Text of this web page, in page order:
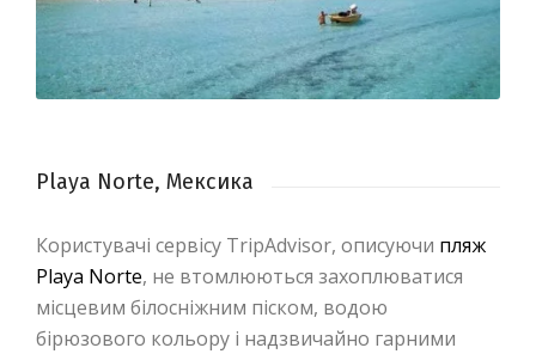
Playa Norte, Мексика
Користувачі сервісу TripAdvisor, описуючи пляж
Playa Norte, не втомлюються захоплюватися
місцевим білосніжним піском, водою
бірюзового кольору і надзвичайно гарними